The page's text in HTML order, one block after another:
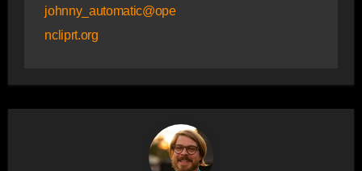
johnny_automatic@ope
ncliprt.org